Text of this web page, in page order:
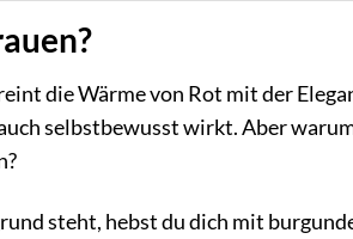
die Wärme von Rot mit der
selbstbewusst wirkt. Aber
steht, hebst du dich mit